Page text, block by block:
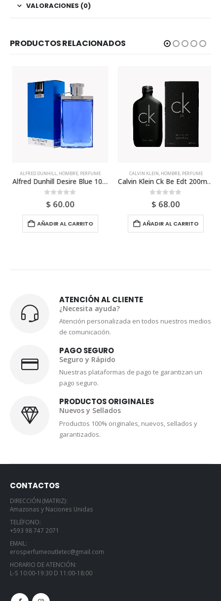
VALORACIONES (0)
PRODUCTOS RELACIONADOS
ALFRED DUNHILL , HOMBRE,PERFUME
Alfred Dunhill Desire Blue 100ml Para Hombre
out of 5
$60.00
AÑADIR AL CARRITO
CALVIN KLEIN,HOMBRE,PERFUME
Calvin Klein Ck Be Edt 200ml Para Hombre
out of 5
$68.00
AÑADIR AL CARRITO
ATENCIÓN AL CLIENTE
¿Necesita ayuda?
Atención personalizada en todos nuestros medios
de comunicación.
Seguro y Rápido
Nuestras plataformas de pago te garantizan un
pago seguro.
Nuevos y Sellados
Productos 100% originales, nuevos, sellados y
garantizados.
Amazonas y Naciones Unidas
+593 98 747 2071
erosperfumeoutletec@gmail.com
L-S 10:00-19:30 D 11:00-18:00